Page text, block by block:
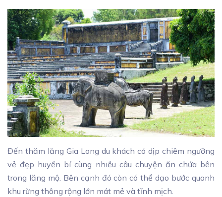
Đến thăm lăng Gia Long du khách có dịp chiêm ngưỡng
vẻ đẹp huyền bí cùng nhiều câu chuyện ẩn chứa bên
trong lăng mộ. Bên cạnh đó còn có thể dạo bước quanh
khu rừng thông rộng lớn mát mẻ và tĩnh mịch.